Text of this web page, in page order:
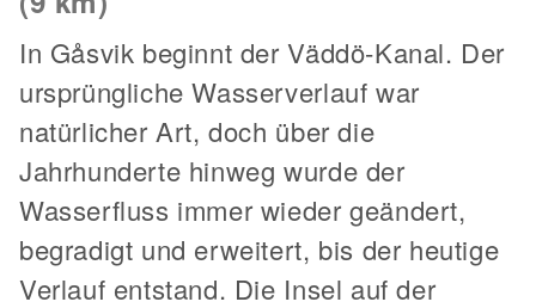
In Gåsvik beginnt der Väddö-Kanal. Der
ursprüngliche Wasserverlauf war
natürlicher Art, doch über die
Jahrhunderte hinweg wurde der
Wasserfluss immer wieder geändert,
begradigt und erweitert, bis der heutige
Verlauf entstand. Die Insel auf der